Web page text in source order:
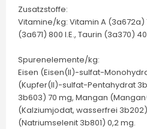
Zusatzstoffe:
Vitamine/kg: Vitamin A (3a672a)
(3a671) 800 I.E., Taurin (3a370)
Spurenelemente/kg:
Eisen (Eisen(II)-sulfat-
(Kupfer(II)-sulfat-Pentahydrat
3b603) 70 mg, Mangan
(Kalziumjodat, wasserfrei 3b202)
(Natriumselenit 3b801) 0,2 mg.